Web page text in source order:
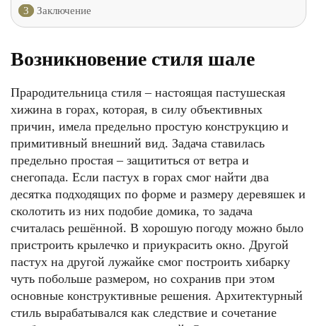
3
Заключение
Возникновение стиля шале
Прародительница стиля – настоящая пастушеская
хижина в горах, которая, в силу объективных
причин, имела предельно простую конструкцию и
примитивный внешний вид. Задача ставилась
предельно простая – защититься от ветра и
снегопада. Если пастух в горах смог найти два
десятка подходящих по форме и размеру деревяшек и
сколотить из них подобие домика, то задача
считалась решённой. В хорошую погоду можно было
пристроить крылечко и приукрасить окно. Другой
пастух на другой лужайке смог построить хибарку
чуть побольше размером, но сохранив при этом
основные конструктивные решения. Архитектурный
стиль вырабатывался как следствие и сочетание